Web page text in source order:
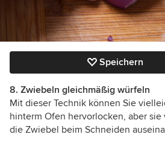
Speichern
8. Zwiebeln gleichmäßig würfeln
Mit dieser Technik können Sie
hinterm Ofen hervorlocken, aber sie
die Zwiebel beim Schneiden